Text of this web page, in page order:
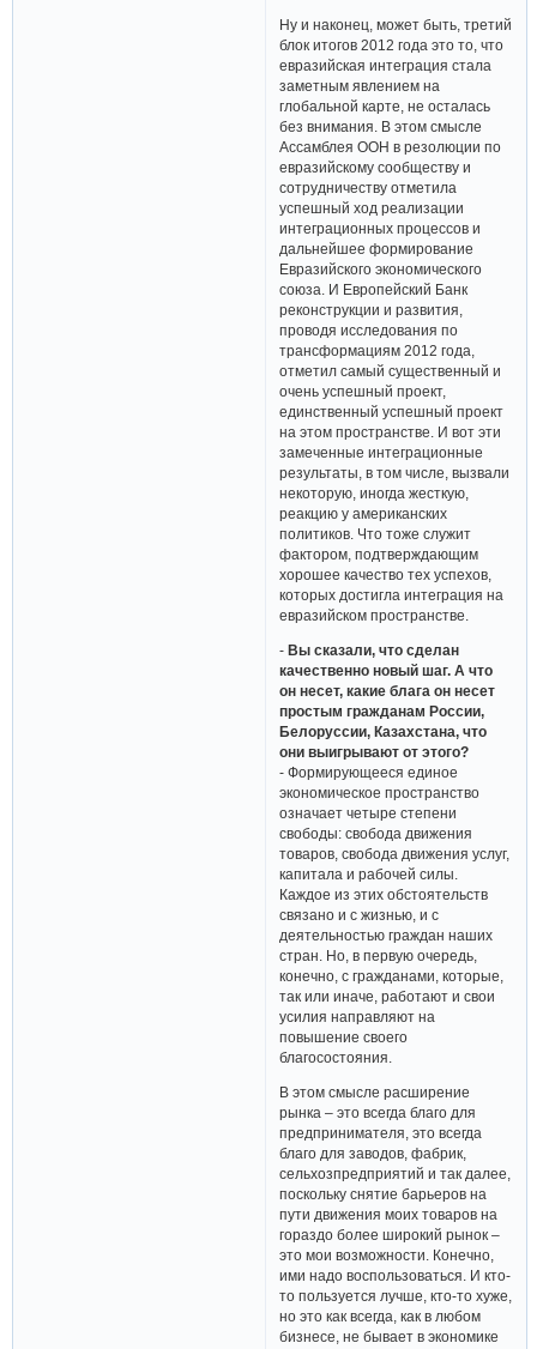
Ну и наконец, может быть, третий
блок итогов 2012 года это то, что
евразийская интеграция стала
заметным явлением на
глобальной карте, не осталась
без внимания. В этом смысле
Ассамблея ООН в резолюции по
евразийскому сообществу и
сотрудничеству отметила
успешный ход реализации
интеграционных процессов и
дальнейшее формирование
Евразийского экономического
союза. И Европейский Банк
реконструкции и развития,
проводя исследования по
трансформациям 2012 года,
отметил самый существенный и
очень успешный проект,
единственный успешный проект
на этом пространстве. И вот эти
замеченные интеграционные
результаты, в том числе, вызвали
некоторую, иногда жесткую,
реакцию у американских
политиков. Что тоже служит
фактором, подтверждающим
хорошее качество тех успехов,
которых достигла интеграция на
евразийском пространстве.
- Вы сказали, что сделан
качественно новый шаг. А что
он несет, какие блага он несет
простым гражданам России,
Белоруссии, Казахстана, что
они выигрывают от этого?
- Формирующееся единое
экономическое пространство
означает четыре степени
свободы: свобода движения
товаров, свобода движения услуг,
капитала и рабочей силы.
Каждое из этих обстоятельств
связано и с жизнью, и с
деятельностью граждан наших
стран. Но, в первую очередь,
конечно, с гражданами, которые,
так или иначе, работают и свои
усилия направляют на
повышение своего
благосостояния.
В этом смысле расширение
рынка – это всегда благо для
предпринимателя, это всегда
благо для заводов, фабрик,
сельхозпредприятий и так далее,
поскольку снятие барьеров на
пути движения моих товаров на
гораздо более широкий рынок –
это мои возможности. Конечно,
ими надо воспользоваться. И кто-
то пользуется лучше, кто-то хуже,
но это как всегда, как в любом
бизнесе, не бывает в экономике